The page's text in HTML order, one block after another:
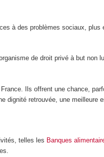
à des problèmes sociaux,
de droit privé à but non
Ils offrent une chance,
dignité retrouvée, une meilleure
telles les Banques